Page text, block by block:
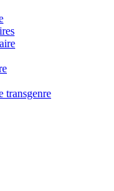
transgenre